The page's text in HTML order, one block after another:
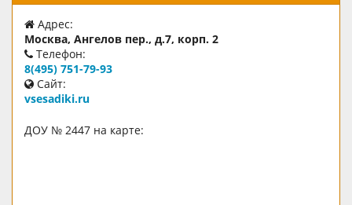
Адрес:
Москва, Ангелов пер., д.7, корп. 2
Телефон:
8(495) 751-79-93
Сайт:
vsesadiki.ru
ДОУ № 2447 на карте: